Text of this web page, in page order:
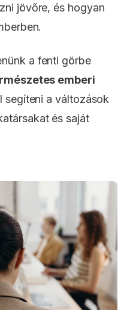
jövőre, és hogyan
a fenti görbe
emberi
segíteni a változások
és saját